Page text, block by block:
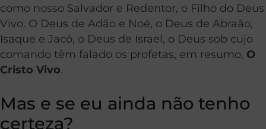
como nosso Salvador e Redentor, o Filho do Deus
Vivo. O Deus de Adão e Noé, o Deus de Abraão,
Isaque e Jacó, o Deus de Israel, o Deus sob cujo
comando têm falado os profetas, em resumo, O
Cristo Vivo.
Mas e se eu ainda não tenho
certeza?